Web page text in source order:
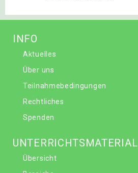
INFO
Aktuelles
Über uns
Teilnahmebedingungen
Rechtliches
Spenden
UNTERRICHTSMATERIAL
Übersicht